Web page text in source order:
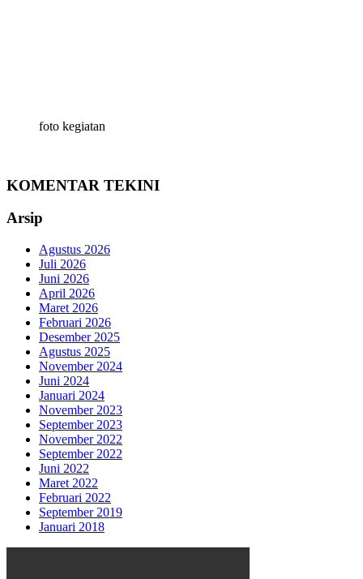
foto kegiatan
KOMENTAR TEKINI
Arsip
Agustus 2026
Juli 2026
Juni 2026
April 2026
Maret 2026
Februari 2026
Desember 2025
Agustus 2025
November 2024
Juni 2024
Januari 2024
November 2023
September 2023
November 2022
September 2022
Juni 2022
Maret 2022
Februari 2022
September 2019
Januari 2018